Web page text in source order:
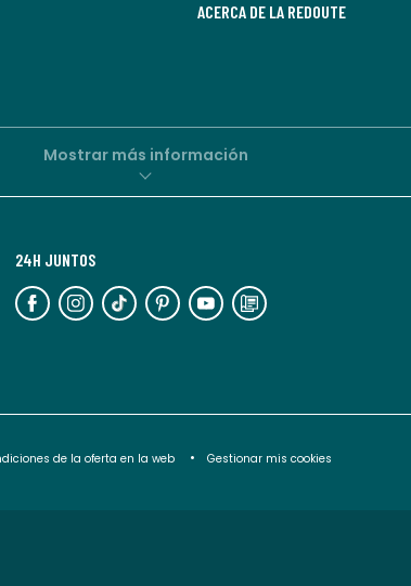
comunicaciones
parte
de
La
de
baja
momento.
más
ACERCA DE LA REDOUTE
Mostrar más información
24H JUNTOS
de la oferta en la web Gestionar mis cookies